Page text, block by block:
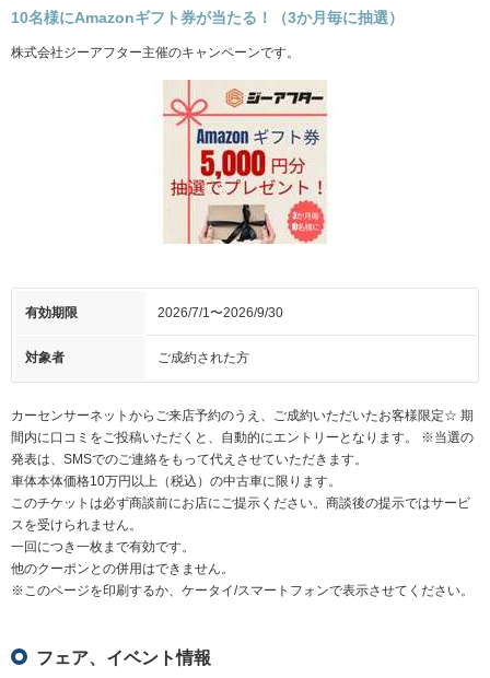
10名様にAmazonギフト券が当たる！（3か月毎に抽選）
株式会社ジーアフター主催のキャンペーンです。
有効期限 2026/7/1〜2026/9/30
対象者 ご成約された方
カーセンサーネットからご来店予約のうえ、ご成約いただいたお客様限定☆ 期
間内に口コミをご投稿いただくと、自動的にエントリーとなります。 ※当選の
発表は、SMSでのご連絡をもって代えさせていただきます。
車体本体価格10万円以上（税込）の中古車に限ります。
このチケットは必ず商談前にお店にご提示ください。商談後の提示ではサービ
スを受けられません。
一回につき一枚まで有効です。
他のクーポンとの併用はできません。
※このページを印刷するか、ケータイ/スマートフォンで表示させてください。
フェア、イベント情報